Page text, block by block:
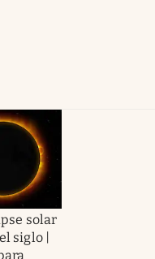
solar
siglo |